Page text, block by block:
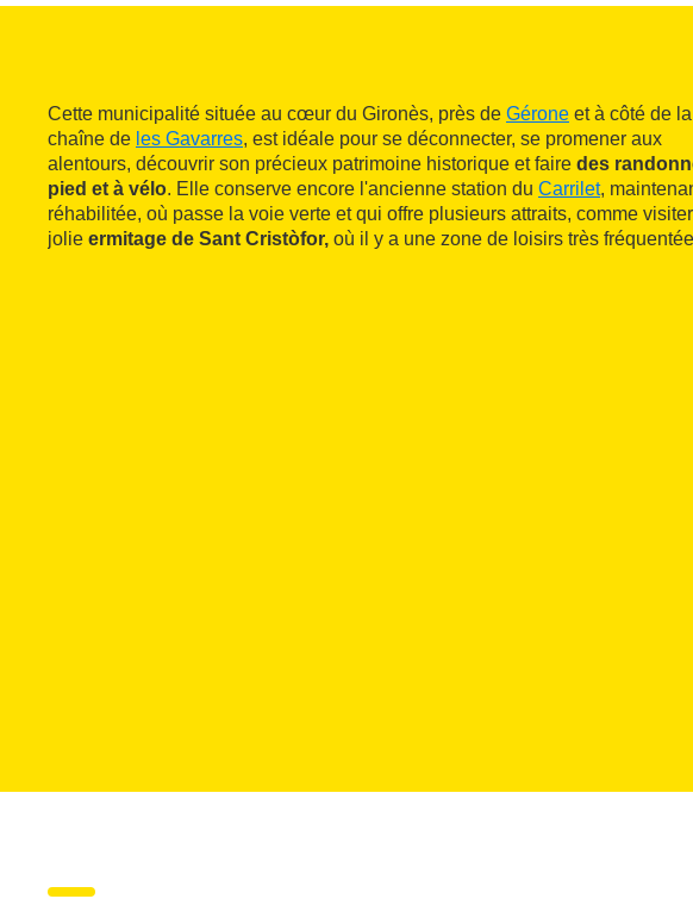
Cette municipalité située au cœur du Gironès, près de Gérone et à côté de la
chaîne de les Gavarres, est idéale pour se déconnecter, se promener aux
alentours, découvrir son précieux patrimoine historique et faire des
pied et à vélo. Elle conserve encore l'ancienne station du Carrilet,
réhabilitée, où passe la voie verte et qui offre plusieurs attraits, comme
jolie ermitage de Sant Cristòfor, où il y a une zone de loisirs très